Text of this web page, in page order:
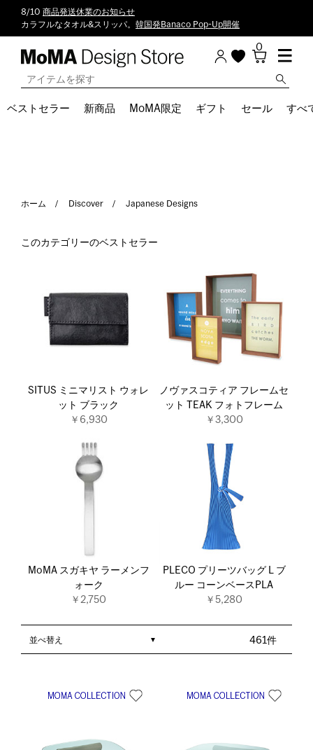
8/10 商品発送休業のお知らせ
カラフルなタオル&スリッパ。 韓国発Banaco Pop-Up開催
0
ベストセラー 新商品 MoMA限定 ギフト セール すべ
ホーム Discover Japanese Designs
このカテゴリーのベストセラー
SITUS ミニマリスト ウォレ
ット ブラック
￥6,930
ノヴァスコティア フレームセ
ット TEAK フォトフレーム
￥3,300
MoMA スガキヤ ラーメンフ
ォーク
￥2,750
PLECO プリーツバッグ L ブ
ルー コーンベースPLA
￥5,280
461件
並べ替え